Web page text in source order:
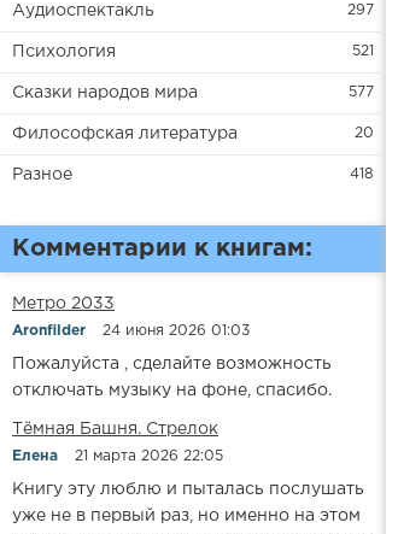
Аудиоспектакль 297
Психология 521
Сказки народов мира 577
Философская литература 20
Разное 418
Комментарии к книгам:
Метро 2033
Aronfilder 24 июня 2026 01:03
Пожалуйста , сделайте возможность
отключать музыку на фоне, спасибо.
​​Тёмная Башня. Стрелок
Елена 21 марта 2026 22:05
Книгу эту люблю и пыталась послушать
уже не в первый раз, но именно на этом